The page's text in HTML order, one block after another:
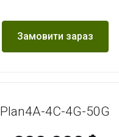
Замовити зараз
Plan4A-4C-4G-50G